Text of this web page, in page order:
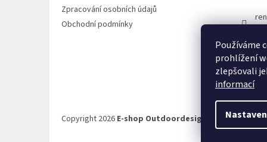
Používáme
prohlížení
zlepšovali
informací
Zpracování osobních údajů
Obchodní podmínky
Copyright 2026 E-shop Outdoordesign.cz . Všechna